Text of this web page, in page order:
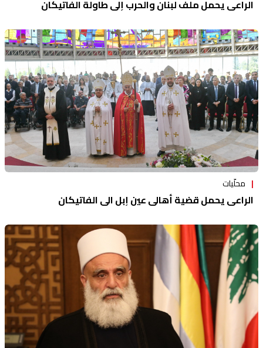
الراعي يحمل ملف لبنان والحرب إلى طاولة الفاتيكان
محلّيات
الراعي يحمل قضية أهالي عين إبل الى الفاتيكان